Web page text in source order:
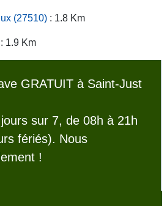
(27510) : 1.8 Km
: 1.9 Km
GRATUIT à Saint-Just
sur 7, de 08h à 21h
fériés). Nous
!